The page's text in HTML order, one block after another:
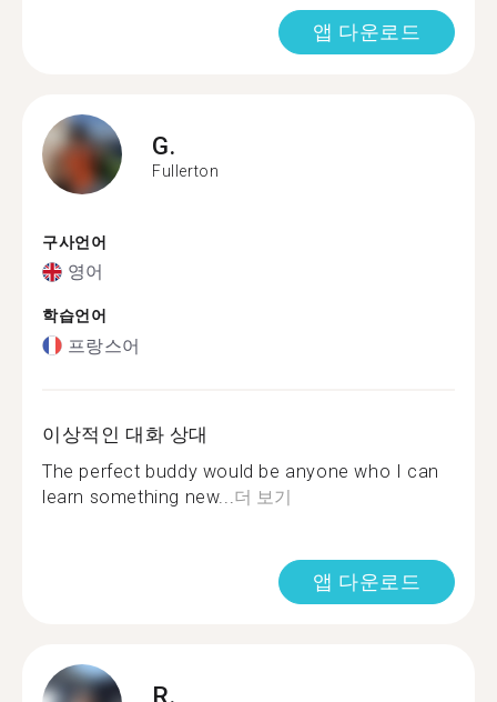
앱 다운로드
G.
Fullerton
구사언어
영어
학습언어
프랑스어
이상적인 대화 상대
The perfect buddy would be anyone who I can
learn something new... 더 보기
앱 다운로드
R.